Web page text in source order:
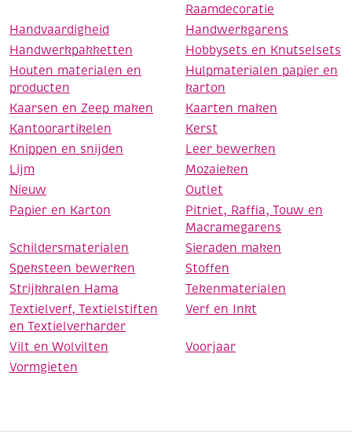
Raamdecoratie
Handvaardigheid
Handwerkgarens
Handwerkpakketten
Hobbysets en Knutselsets
Houten materialen en
producten
Hulpmaterialen papier en
karton
Kaarsen en Zeep maken
Kaarten maken
Kantoorartikelen
Kerst
Knippen en snijden
Leer bewerken
Lijm
Mozaieken
Nieuw
Outlet
Papier en Karton
Pitriet, Raffia, Touw en
Macramegarens
Schildersmaterialen
Sieraden maken
Speksteen bewerken
Stoffen
Strijkkralen Hama
Tekenmaterialen
Textielverf, Textielstiften
en Textielverharder
Verf en Inkt
Vilt en Wolvilten
Voorjaar
Vormgieten